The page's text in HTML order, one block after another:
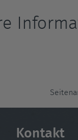
Kontakt